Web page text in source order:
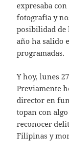
expresaba
fotografía y
posibilidad de
año ha salido
programadas.
Y hoy, lunes
Previamente
director en
topan con
reconocer
Filipinas y